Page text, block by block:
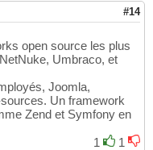
#14
open source les plus
Umbraco, et
Joomla,
Un framework
Zend et Symfony en
1
1